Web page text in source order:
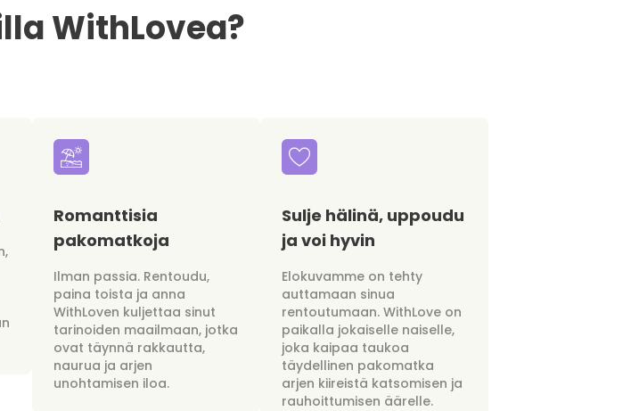
WithLovea?
Romanttisia
pakomatkoja
Ilman passia. Rentoudu,
paina toista ja anna
WithLoven kuljettaa sinut
tarinoiden maailmaan, jotka
ovat täynnä rakkautta,
naurua ja arjen
unohtamisen iloa.
Sulje hälinä, uppoudu
ja voi hyvin
Elokuvamme on tehty
auttamaan sinua
rentoutumaan. WithLove on
paikalla jokaiselle naiselle,
joka kaipaa taukoa
täydellinen pakomatka
arjen kiireistä katsomisen ja
rauhoittumisen äärelle.